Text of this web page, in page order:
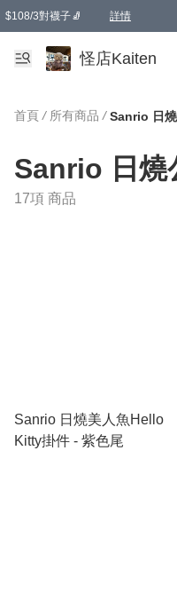
$108/3對襪子🧦 詳情
卡通傘☂️2把8折
購物滿 HKD 650.00即享免運費優
怪店Kaiten
首頁 / 所有商品 / Sanrio 日
Sanrio 日燒
17項 商品
Sanrio 日燒美人魚Hello
Kitty掛件 - 紫色尾